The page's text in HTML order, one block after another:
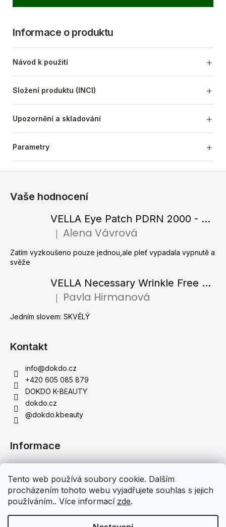
Tento web používá soubory cookie. Dalším
procházením tohoto webu vyjadřujete souhlas s jejich
používáním.. Více informací zde.
Informace o produktu
Návod k použití
Složení produktu (INCI)
Upozornění a skladování
Parametry
Vaše hodnocení
VELLA Eye Patch PDRN 2000 - Tající hydrogelové náplasti pod oči s PDRN 72 g / 60 ks
Hodnocení produktu je 5 z 5 hvězdiček.
Alena Vávrová
Zatím vyzkoušeno pouze jednou,ale pleť vypadala vypnutě a
svěže
VELLA Necessary Wrinkle Free Ampoule - Protivrásková ampule s kolagenovými vlákny a zlatým práškem 50 ml
Hodnocení produktu je 5 z 5 hvězdiček.
Pavla Hirmanová
Jedním slovem: SKVĚLÝ
Kontakt
info@dokdo.cz
+420 605 085 879
DOKDO K-BEAUTY
dokdo.cz
@dokdo.kbeauty
Informace
Podmínky ochrany osobních údajů
Doprava a platba
Moje objednávka